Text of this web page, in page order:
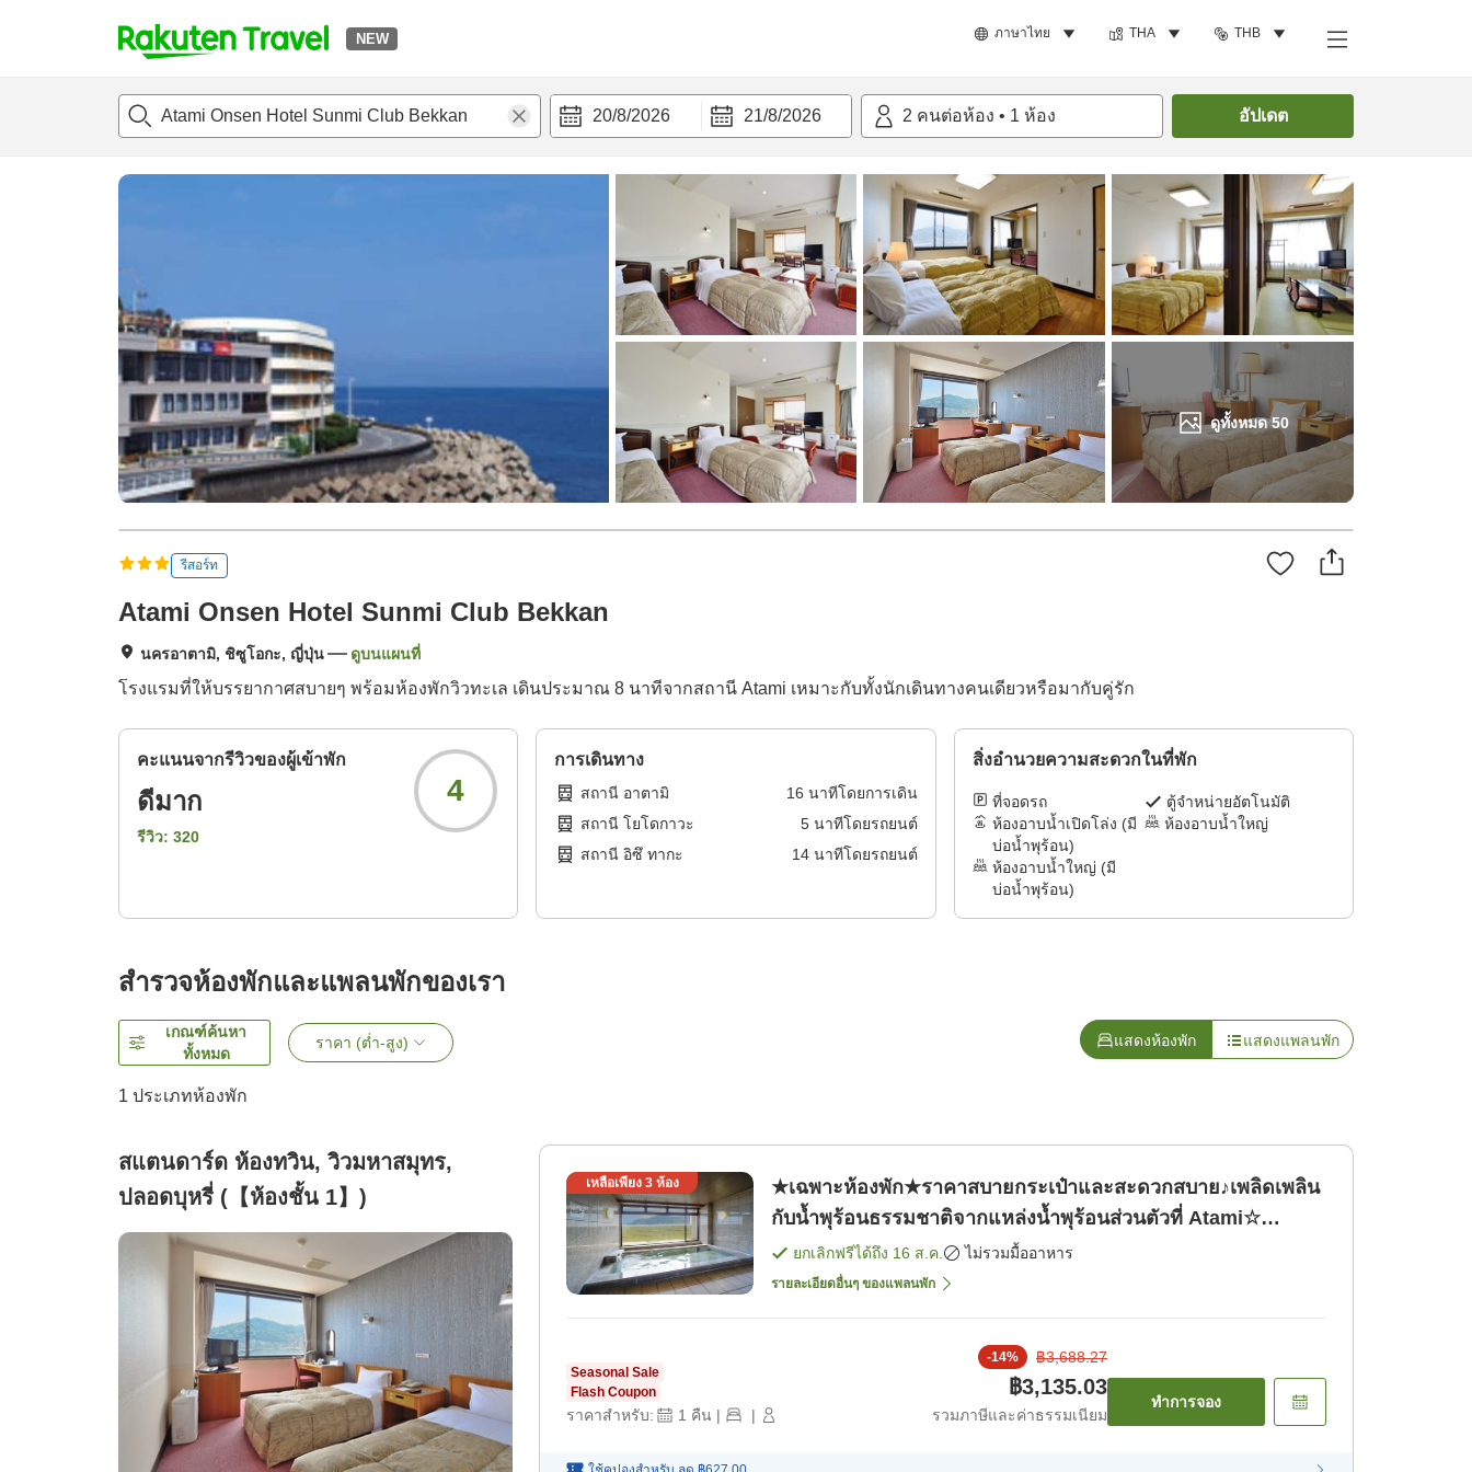
NEW ภาษาไทย THA THB
t
p
a
s
e
a
r
c
h
20/8/2026 21/8/2026 2 คนต่อห้อง • 1 ห้อง อัปเดต
ดูทั้งหมด50
แนะนำที่พักห้องพักและแพลนพักรีวิวสิ่่งอำนวยความสะดวก ค้นหาห้องพัก
รีสอร์ท
Atami Onsen Hotel Sunmi Club Bekkan
นครอาตามิ, ชิซูโอกะ, ญี่ปุ่น ดูบนแผนที่
โรงแรมที่ให้บรรยากาศสบายๆ พร้อมห้องพักวิวทะเล เดินประมาณ 8 นาทีจากสถานี Atami เหมาะกับทั้งนักเดินทางคนเดียวหรือมากับคู่รัก
คะแนนจากรีวิวของผู้เข้าพัก
ดีมาก
รีวิว: 320
4
การเดินทาง
สถานี อาตามิ 16 นาทีโดยการเดิน
สถานี โยโดกาวะ
5นาทีโดยรถยนต์
สถานี อิซึ ทากะ
14นาทีโดยรถยนต์
สิ่งอำนวยความสะดวกในที่พัก
ที่จอดรถ
ตู้จำหน่ายอัตโนมัติ
ห้องอาบน้ำเปิดโล่ง (มี
บ่อน้ำพุร้อน)
ห้องอาบน้ำใหญ่
ห้องอาบน้ำใหญ่ (มี
บ่อน้ำพุร้อน)
สำรวจห้องพักและแพลนพักของเรา
เกณฑ์ค้นหา
ทั้งหมด
ราคา (ต่ำ-สูง) แสดงห้องพัก แสดงแพลนพัก
1 ประเภทห้องพัก
สแตนดาร์ด ห้องทวิน, วิวมหาสมุทร,
ปลอดบุหรี่ (【ห้องชั้น 1】)
เหลือเพียง 3ห้อง
★เฉพาะห้องพัก★ราคาสบายกระเป๋าและสะดวกสบาย♪เพลิดเพลิน
กับน้ำพุร้อนธรรมชาติจากแหล่งน้ำพุร้อนส่วนตัวที่ Atami☆
[เฉพาะห้องพัก]
ยกเลิกฟรีได้ถึง 16 ส.ค. ไม่รวมมื้ออาหาร
รายละเอียดอื่นๆ ของแพลนพัก
Seasonal Sale
Flash Coupon
ราคาสำหรับ: 1 คืน | |
-14% ฿3,688.27
฿3,135.03
รวมภาษีและค่าธรรมเนียม
ทำการจอง